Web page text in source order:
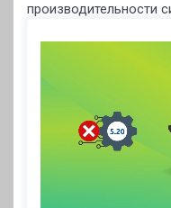
производительности